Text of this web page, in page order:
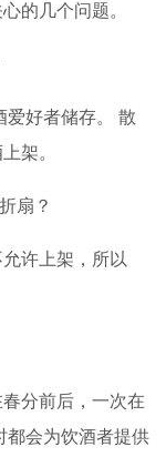
的几个问题。
爱好者储存。 散
架。
扇？
许上架，所以
分前后，一次在
都会为饮酒者提供